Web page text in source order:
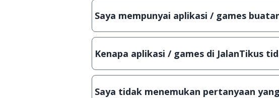
Saya mempunyai aplikasi / games
Tentu saja bisa. Silahkan kirim email ke
Kenapa aplikasi / games di JalanTikus
Demi menjaga kualitas aplikasi dan games
Saya tidak menemukan pertanyaan